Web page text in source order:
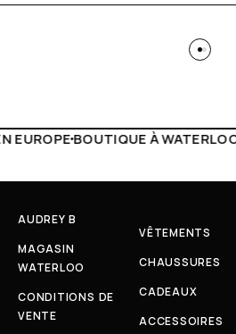
LIVRAISON GRATUITE
AUDREY B
MAGASIN
WATERLOO
CONDITIONS DE
VENTE
VÊTEMENTS
CHAUSSURES
CADEAUX
ACCESSOIRES